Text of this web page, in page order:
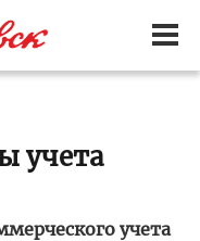
учета
учета